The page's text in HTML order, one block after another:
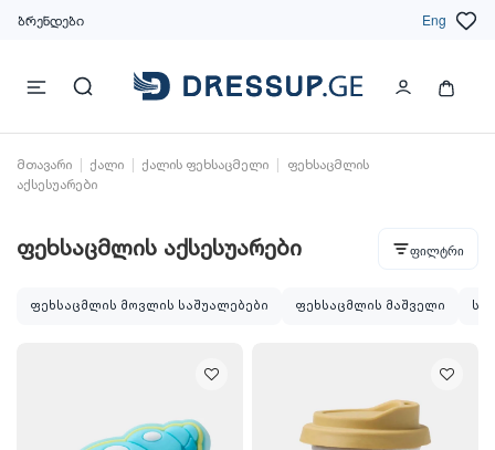
ბრენდები Eng
მთავარი ქალი ქალის ფეხსაცმელი
ფეხსაცმლის
აქსესუარები
ფეხსაცმლის აქსესუარები ფილტრი
ფეხსაცმლის მოვლის საშუალებები ფეხსაცმლის მაშველი